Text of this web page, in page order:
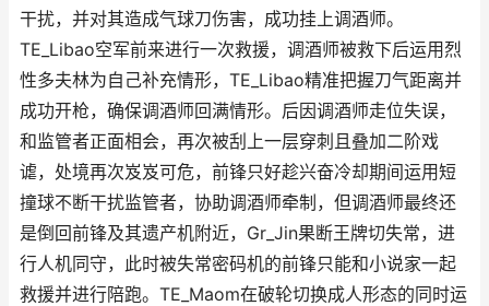
干扰，并对其造成气球刀伤害，成功挂上调酒师。
TE_Libao空军前来进行一次救援，调酒师被救下后运用烈
性多夫林为自己补充情形，TE_Libao精准把握刀气距离并
成功开枪，确保调酒师回满情形。后因调酒师走位失误，
和监管者正面相会，再次被刮上一层穿刺且叠加二阶戏
谑，处境再次岌岌可危，前锋只好趁兴奋冷却期间运用短
撞球不断干扰监管者，协助调酒师牵制，但调酒师最终还
是倒回前锋及其遗产机附近，Gr_Jin果断王牌切失常，进
行人机同守，此时被失常密码机的前锋只能和小说家一起
救援并进行陪跑。TE_Maom在破轮切换成人形态的同时运